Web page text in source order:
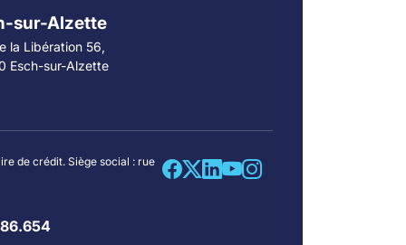
sur-Alzette
la Libération 56,
Esch-sur-Alzette
de crédit. Siège social : rue